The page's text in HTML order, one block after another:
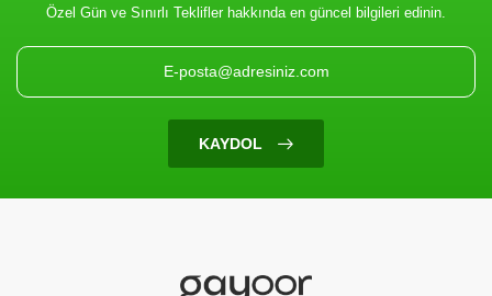
Filtrenize Uygun
Ürün Bulunamadı
Özel Gün ve Sınırlı Teklifler hakkında en güncel bilgileri edinin.
KAYDOL